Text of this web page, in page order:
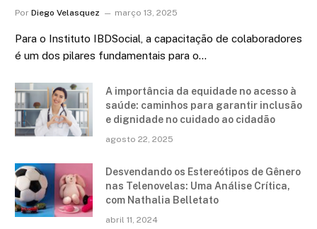
Por Diego Velasquez março 13, 2025
Para o Instituto IBDSocial, a capacitação de colaboradores
é um dos pilares fundamentais para o…
A importância da equidade no acesso à
saúde: caminhos para garantir inclusão
e dignidade no cuidado ao cidadão
agosto 22, 2025
Desvendando os Estereótipos de Gênero
nas Telenovelas: Uma Análise Crítica,
com Nathalia Belletato
abril 11, 2024